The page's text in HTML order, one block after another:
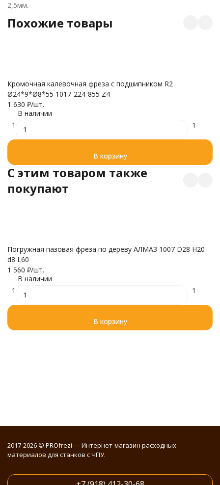
2,5мм.
Похожие товары
Кромочная калевочная фреза с подшипником R2
Ø24*9*Ø8*55 1017-224-855 Z4
1 630 ₽/шт.
В наличии
1
1
В корзину
C этим товаром также
покупают
Погружная пазовая фреза по дереву АЛМАЗ 1007 D28 H20
d8 L60
1 560 ₽/шт.
В наличии
1
1
В корзину
2017-2026 © PROfrezi — Интернет-магазин расходных
материалов для станков с ЧПУ.